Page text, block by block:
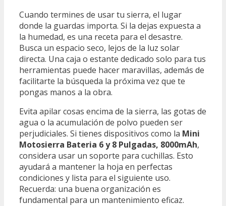
Cuando termines de usar tu sierra, el lugar
donde la guardas importa. Si la dejas expuesta a
la humedad, es una receta para el desastre.
Busca un espacio seco, lejos de la luz solar
directa. Una caja o estante dedicado solo para tus
herramientas puede hacer maravillas, además de
facilitarte la búsqueda la próxima vez que te
pongas manos a la obra.
Evita apilar cosas encima de la sierra, las gotas de
agua o la acumulación de polvo pueden ser
perjudiciales. Si tienes dispositivos como la Mini
Motosierra Bateria 6 y 8 Pulgadas, 8000mAh,
considera usar un soporte para cuchillas. Esto
ayudará a mantener la hoja en perfectas
condiciones y lista para el siguiente uso.
Recuerda: una buena organización es
fundamental para un mantenimiento eficaz.